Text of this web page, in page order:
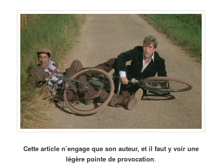
Cette article n’engage que son auteur, et il faut y voir une
légère pointe de provocation.